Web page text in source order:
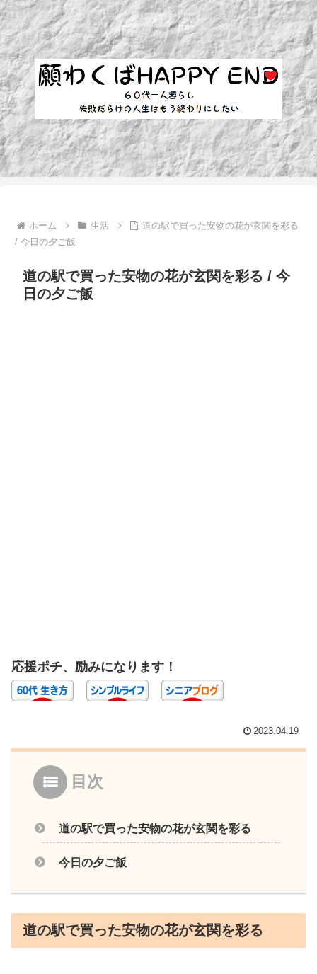
ホーム 生活
道の駅で買った安物の花が玄関を彩る
/ 今日の夕ご飯
道の駅で買った安物の花が玄関を彩る / 今
日の夕ご飯
応援ポチ、励みになります！
2023.04.19
目次
道の駅で買った安物の花が玄関を彩る
今日の夕ご飯
道の駅で買った安物の花が玄関を彩る